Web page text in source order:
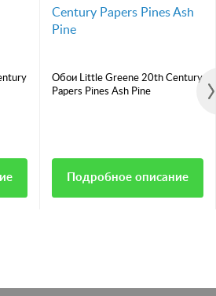
Обои Little Greene 20th Century
Papers Pines Ash Pine
Подробное описание